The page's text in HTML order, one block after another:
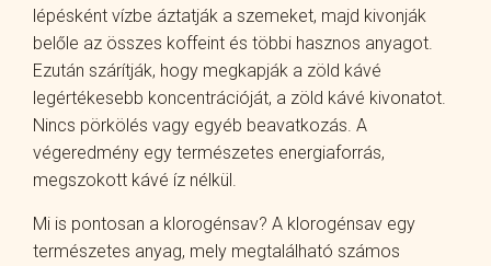
lépésként vízbe áztatják a szemeket, majd kivonják
belőle az összes koffeint és többi hasznos anyagot.
Ezután szárítják, hogy megkapják a zöld kávé
legértékesebb koncentrációját, a zöld kávé kivonatot.
Nincs pörkölés vagy egyéb beavatkozás. A
végeredmény egy természetes energiaforrás,
megszokott kávé íz nélkül.
Mi is pontosan a klorogénsav? A klorogénsav egy
természetes anyag, mely megtalálható számos